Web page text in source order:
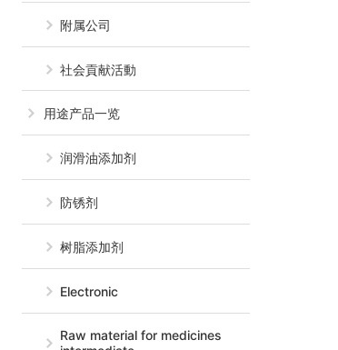
「JF-79：2-(2'-Hydroxy-3'-tert-butyl-
附属公司
社会貢献活動
用途产品一览
润滑油添加剂
防锈剂
树脂添加剂
Electronic
Raw material for medicines